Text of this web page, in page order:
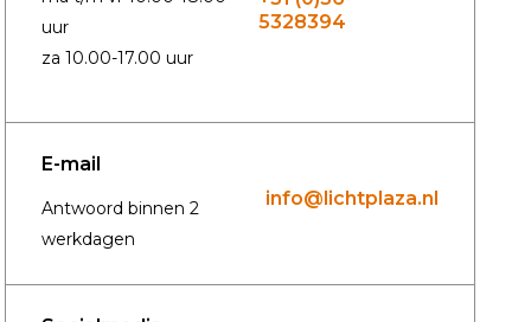
uur
za 10.00-17.00 uur
5328394
E-mail
Antwoord binnen 2
werkdagen
info@lichtplaza.nl